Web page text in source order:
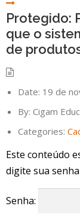
Protegido:
que o
de
Date: 19 de
By: Cigam
Categories:
Este conteúdo
digite sua
Senha: